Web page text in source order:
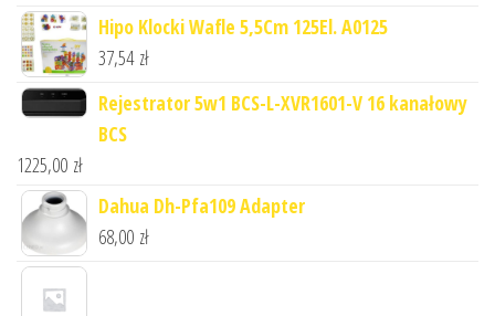
Hipo Klocki Wafle 5,5Cm 125El. A0125
37,54 zł
Rejestrator 5w1 BCS-L-XVR1601-V 16 kanałowy
BCS
1225,00 zł
Dahua Dh-Pfa109 Adapter
68,00 zł